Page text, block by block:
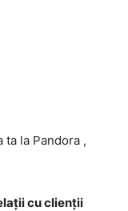
ta la Pandora ,
cu clienții